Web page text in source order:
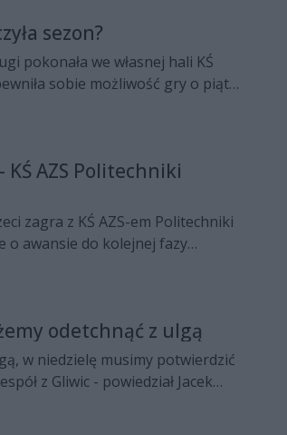
sezon?
pokonała we własnej hali KŚ
sobie możliwość gry o piąte
KŚ AZS Politechniki
zagra z KŚ AZS-em Politechniki
o awansie do kolejnej fazy
transmisji z tego
odetchnąć z ulgą
w niedzielę musimy potwierdzić
z Gliwic - powiedział Jacek
Zapraszamy do obejrzenia całej